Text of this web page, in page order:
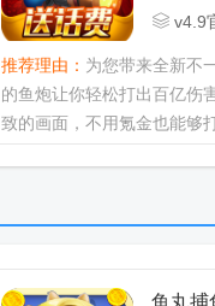
v4.9
推荐理由： 为您带来全新不
的鱼炮让你轻松打出百亿伤
致的画面，不用氪金也能够
鱼丸捕